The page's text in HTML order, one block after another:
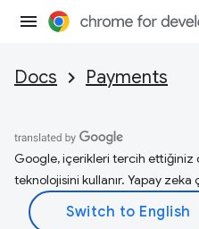
Docs Payments
Google, içerikleri tercih ettiğiniz
teknolojisini kullanır. Yapay